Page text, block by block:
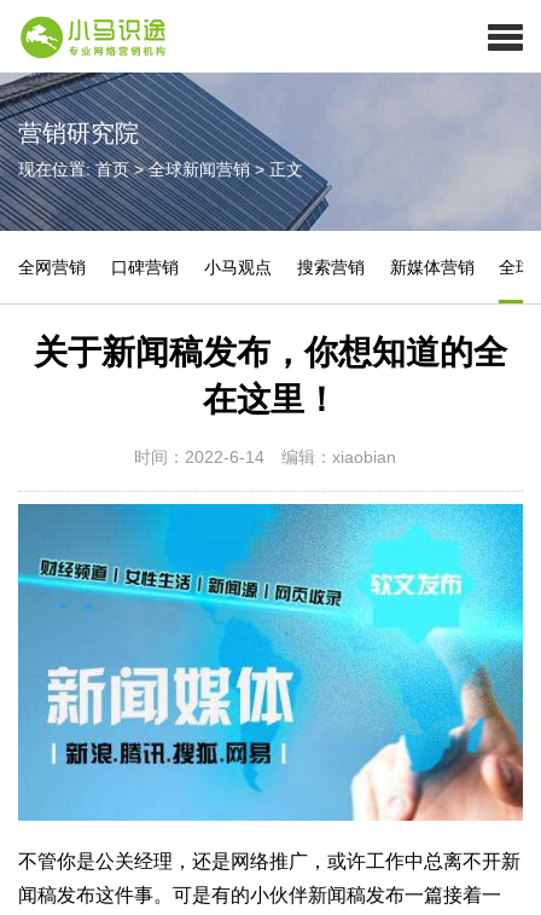
营销研究院
现在位置:首页>全球新闻营销>正文
全网营销 口碑营销 小马观点 搜索营销 新媒体营销 全球
关于新闻稿发布，你想知道的全
在这里！
时间：2022-6-14 编辑：xiaobian
不管你是公关经理，还是网络推广，或许工作中总离不开新
闻稿发布这件事。可是有的小伙伴新闻稿发布一篇接着一